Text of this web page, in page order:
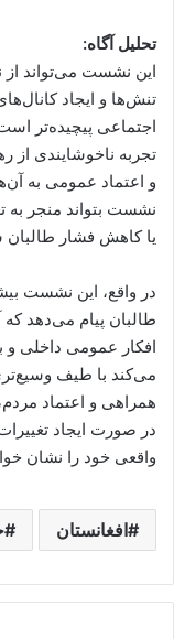
تحلیل آگاه:
این نشست می‌تواند از
تنش‌ها و ایجاد
اجتماعی پیچیده‌تر
تجربه ناخوشایندی از
و اعتماد عمومی به
نشست بتواند منجر
یا کاهش فشار
در واقع، این نشست
طالبان پیام می‌دهد که
افکار عمومی داخلی و
می‌کند با طیف
همراهی و اعتماد
در صورت ایجاد
واقعی خود را نشان
افغانستان